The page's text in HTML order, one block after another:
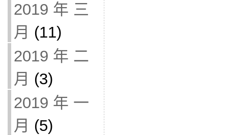
2019 年 三
月 (11)
2019 年 二
月 (3)
2019 年 一
月 (5)